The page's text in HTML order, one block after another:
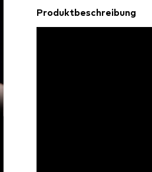
Produktbeschreibung